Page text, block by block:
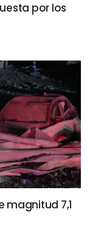
por los
magnitud 7,1